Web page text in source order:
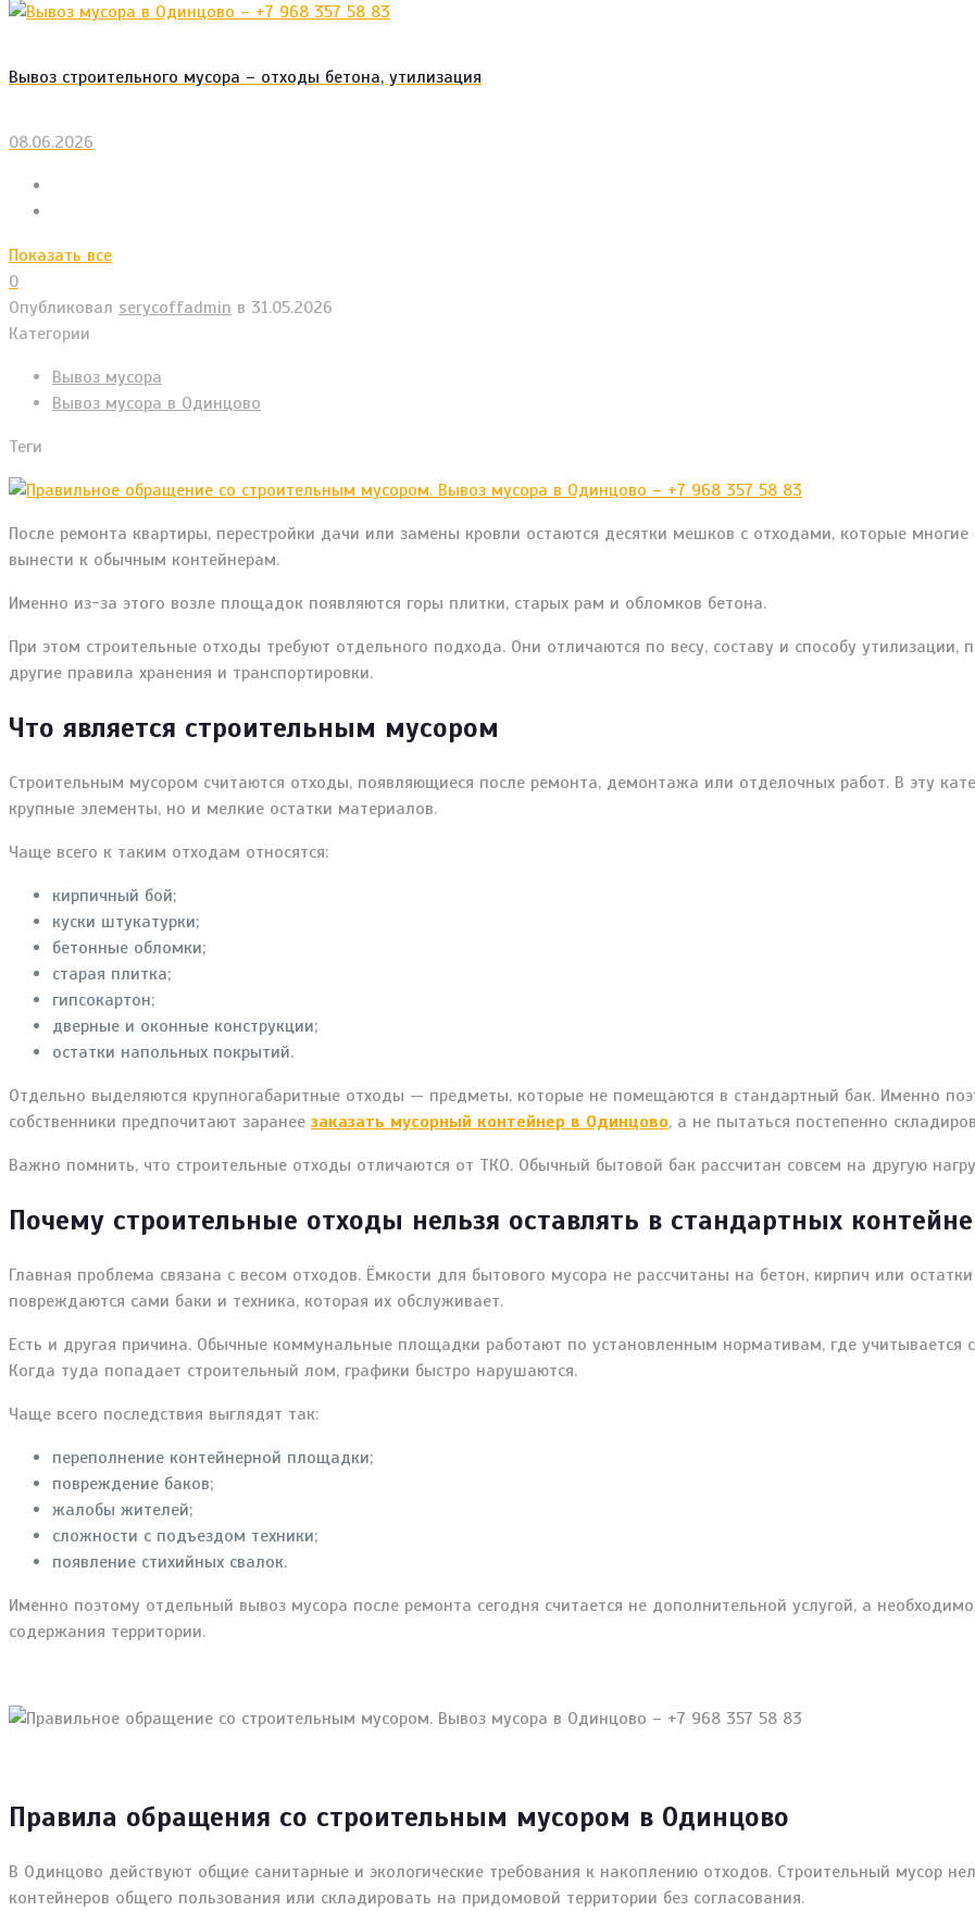
Вывоз строительного мусора – отходы бетона, утилизация
08.06.2026
Показать все
0
Опубликовал serycoffadmin в 31.05.2026
Категории
Вывоз мусора
Вывоз мусора в Одинцово
Теги
После ремонта квартиры, перестройки дачи или замены кровли остаются десятки мешков с отходами, которые
вынести к обычным контейнерам.
Именно из-за этого возле площадок появляются горы плитки, старых рам и обломков бетона.
При этом строительные отходы требуют отдельного подхода. Они отличаются по весу, составу и способу утилизации,
другие правила хранения и транспортировки.
Что является строительным мусором
Строительным мусором считаются отходы, появляющиеся после ремонта, демонтажа или отделочных работ. В эту
крупные элементы, но и мелкие остатки материалов.
Чаще всего к таким отходам относятся:
кирпичный бой;
куски штукатурки;
бетонные обломки;
старая плитка;
гипсокартон;
дверные и оконные конструкции;
остатки напольных покрытий.
Отдельно выделяются крупногабаритные отходы — предметы, которые не помещаются в стандартный бак. Именно
собственники предпочитают заранее заказать мусорный контейнер в Одинцово, а не пытаться постепенно
Важно помнить, что строительные отходы отличаются от ТКО. Обычный бытовой бак рассчитан совсем на другую
Почему строительные отходы нельзя оставлять в стандартных
Главная проблема связана с весом отходов. Ёмкости для бытового мусора не рассчитаны на бетон, кирпич или
повреждаются сами баки и техника, которая их обслуживает.
Есть и другая причина. Обычные коммунальные площадки работают по установленным нормативам, где учитывается
Когда туда попадает строительный лом, графики быстро нарушаются.
Чаще всего последствия выглядят так:
переполнение контейнерной площадки;
повреждение баков;
жалобы жителей;
сложности с подъездом техники;
появление стихийных свалок.
Именно поэтому отдельный вывоз мусора после ремонта сегодня считается не дополнительной услугой, а
содержания территории.
Правила обращения со строительным мусором в Одинцово
В Одинцово действуют общие санитарные и экологические требования к накоплению отходов. Строительный мусор
контейнеров общего пользования или складировать на придомовой территории без согласования.